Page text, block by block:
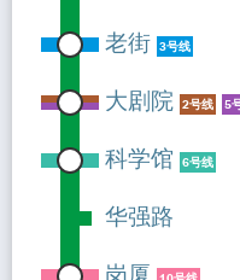
老街 3号线
大剧院 2号线 5
科学馆 6号线
华强路
岗厦